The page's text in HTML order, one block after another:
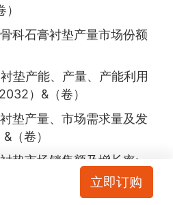
科石膏衬垫产量市场份额
垫产能、产量、产能利用
）&（卷）
垫产量、市场需求量及发
（卷）
垫市场销售额及增长率:
美元）
立即订购